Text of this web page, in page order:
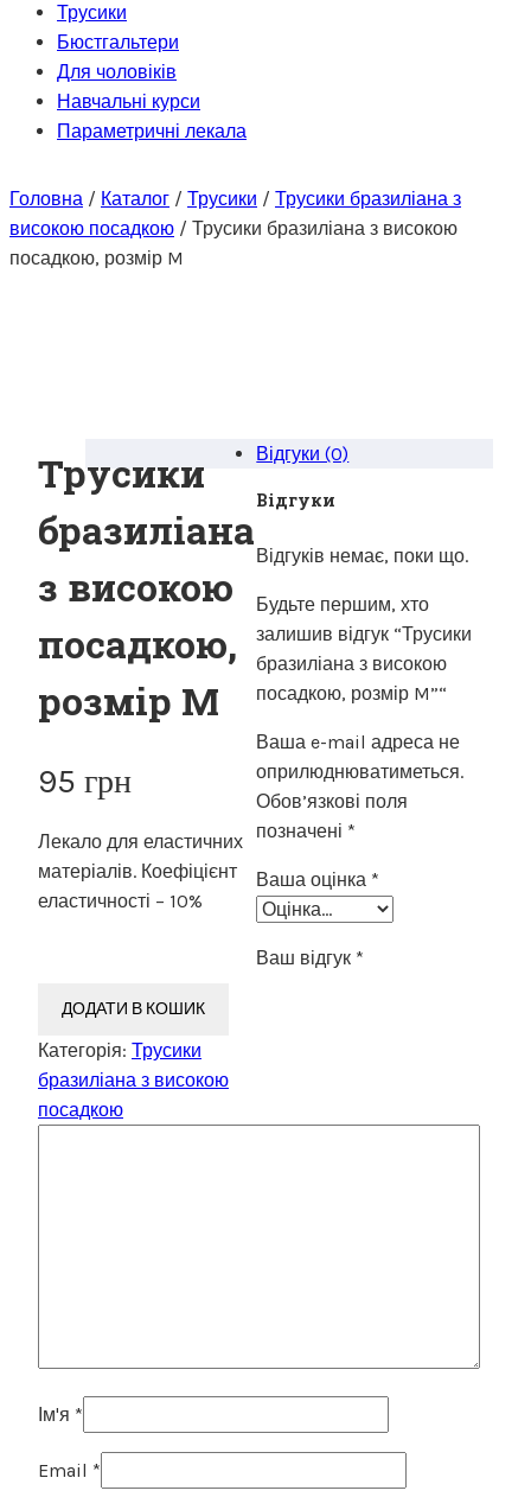
Трусики
Бюстгальтери
Для чоловіків
Навчальні курси
Параметричні лекала
Головна / Каталог / Трусики / Трусики бразиліана з
високою посадкою / Трусики бразиліана з високою
посадкою, розмір M
Трусики
бразиліана
з високою
посадкою,
розмір M
95 грн
Лекало для еластичних
матеріалів. Коефіцієнт
еластичності – 10%
ДОДАТИ В КОШИК
Категорія: Трусики
бразиліана з високою
посадкою
Відгуки (0)
Відгуки
Відгуків немає, поки що.
Будьте першим, хто
залишив відгук “Трусики
бразиліана з високою
посадкою, розмір M”“
Ваша e-mail адреса не
оприлюднюватиметься.
Обов’язкові поля
позначені *
Ваша оцінка *
Ваш відгук *
Ім'я *
Email *